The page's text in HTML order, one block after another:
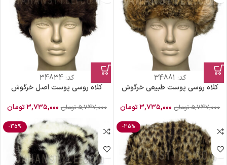
کد: 34881
کلاه روسی پوست طبیعی خرگوش
۵,۷۴۷,۰۰۰ تومان ۳,۷۳۵,۰۰۰تومان
کد:34834
کلاه روسی پوست اصل خرگوش
۵,۷۴۷,۰۰۰ تومان ۳,۷۳۵,۰۰۰تومان
-35%
-35%